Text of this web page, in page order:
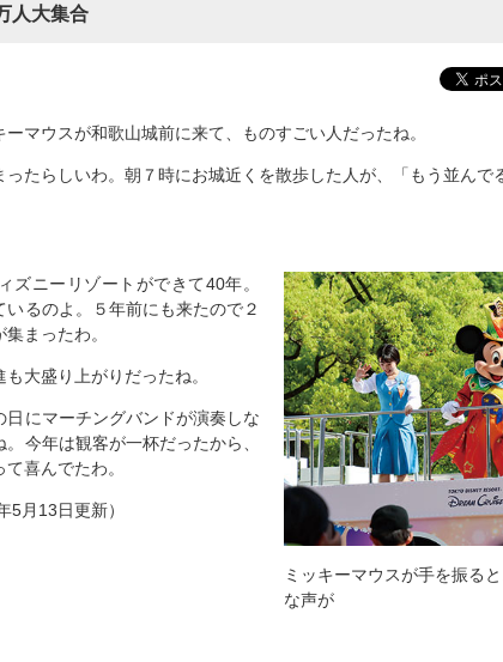
人大集合
マウスが和歌山城前に来て、ものすごい人だったね。
たらしいわ。朝７時にお城近くを散歩した人が、「もう並んで
ミッキーマウスが手を振る
な声が
ズニーリゾートができて40年。
るのよ。５年前にも来たので２
まったわ。
大盛り上がりだったね。
にマーチングバンドが演奏しな
今年は観客が一杯だったから、
喜んでたわ。
5月13日更新）